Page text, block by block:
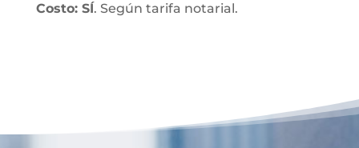
Costo: SÍ. Según tarifa notarial.